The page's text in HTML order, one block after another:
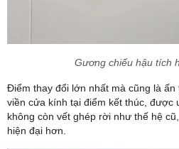
Gương chiếu hậu tích
Điểm thay đổi lớn nhất mà cũng là
viền cửa kính tại điểm kết thúc, được
không còn vết ghép rời như thế hệ
hiện đại hơn.